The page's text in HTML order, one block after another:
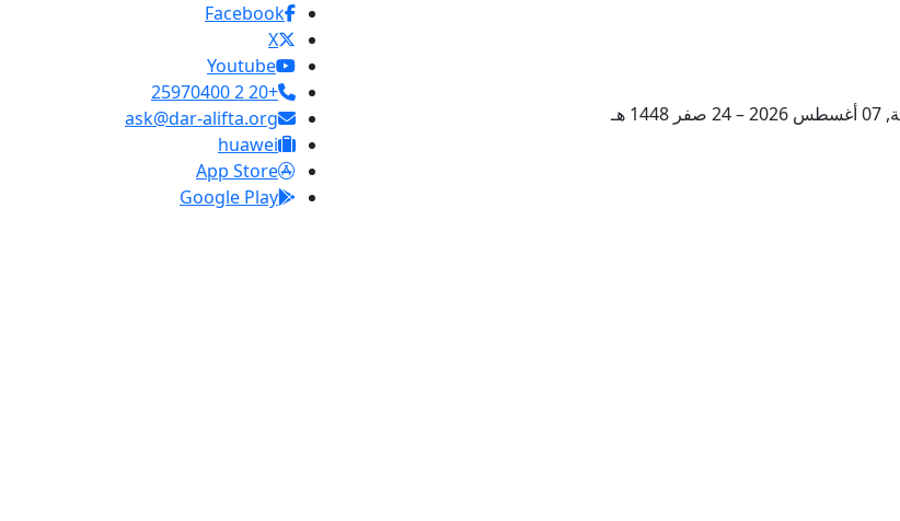
1448 هـ
Facebook
X
Youtube
+20 2 25970400
ask@dar-alifta.org
huawei
App Store
Google Play